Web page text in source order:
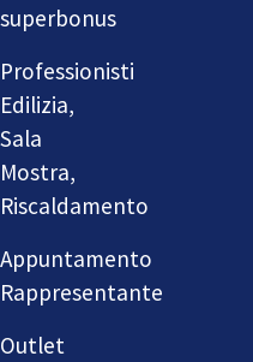
superbonus
Professionisti
Edilizia,
Sala
Mostra,
Riscaldamento
Appuntamento
Rappresentante
Outlet